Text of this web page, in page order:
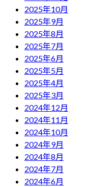
2025年10月
2025年9月
2025年8月
2025年7月
2025年6月
2025年5月
2025年4月
2025年3月
2024年12月
2024年11月
2024年10月
2024年9月
2024年8月
2024年7月
2024年6月